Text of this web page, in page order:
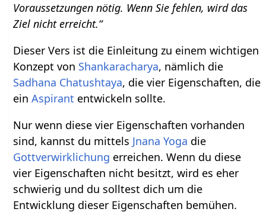
Voraussetzungen nötig. Wenn Sie fehlen, wird das
Ziel nicht erreicht.“
Dieser Vers ist die Einleitung zu einem wichtigen
Konzept von Shankaracharya, nämlich die
Sadhana Chatushtaya, die vier Eigenschaften, die
einAspirant entwickeln sollte.
Nur wenn diese vier Eigenschaften vorhanden
sind, kannst du mittels Jnana Yoga die
Gottverwirklichung erreichen. Wenn du diese
vier Eigenschaften nicht besitzt, wird es eher
schwierig und du solltest dich um die
Entwicklung dieser Eigenschaften bemühen.